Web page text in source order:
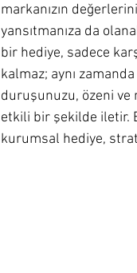
markanızın
yansıtmanıza da
bir hediye, sadece
kalmaz; aynı
duruşunuzu, özeni ve
etkili bir şekilde iletir.
kurumsal hediye,